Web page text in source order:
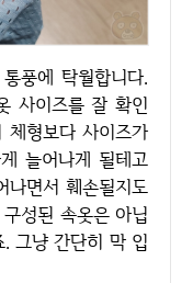
사이즈를 잘 확인
체형보다 사이즈가
늘어나게 될테고
나면서 훼손될지도
성된 속옷은 아닙
그냥 간단히 막 입